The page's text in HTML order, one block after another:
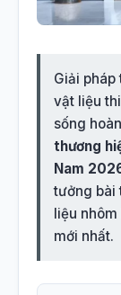
Giải pháp
vật liệu
sống
thương
Nam
tưởng bài
liệu
mới nhất.